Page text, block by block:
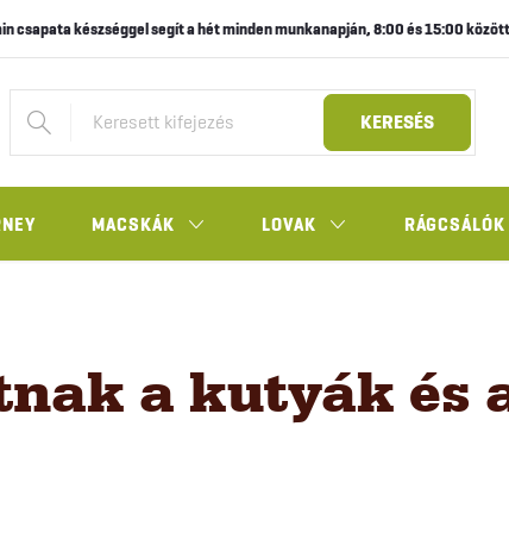
csapata készséggel segít a hét minden munkanapján, 8:00 és 15:00
KERESÉS
MACSKÁK LOVAK RÁGCSÁLÓK
a kutyák és